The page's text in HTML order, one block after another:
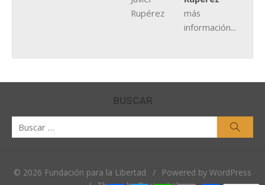
más
información...
BUSCAR
© 2026 Fundación para la Libertad /
Powered by WordPress